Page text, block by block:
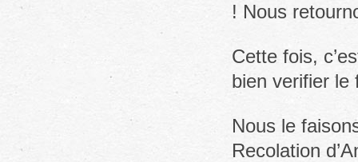
! Nous
Cette fois,
bien verifier
Nous le
Recolation